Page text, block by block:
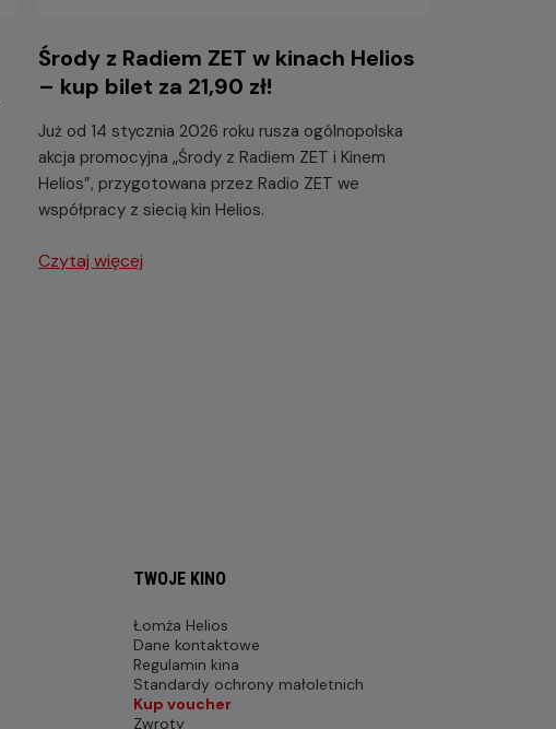
Środy z Radiem ZET w kinach Helios
– kup bilet za 21,90 zł!
Już od 14 stycznia 2026 roku rusza ogólnopolska
akcja promocyjna „Środy z Radiem ZET i Kinem
Helios”, przygotowana przez Radio ZET we
współpracy z siecią kin Helios.
Czytaj więcej
TWOJE KINO
Łomża Helios
Dane kontaktowe
Regulamin kina
Standardy ochrony małoletnich
Kup voucher
Zwroty